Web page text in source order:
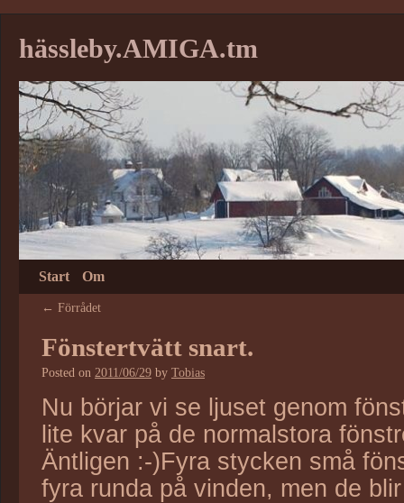
hässleby.AMIGA.tm
Start Om
← Förrådet
Fönstertvätt snart.
Posted on 2011/06/29 by Tobias
Nu börjar vi se ljuset genom
lite kvar på de normalstora
Äntligen :-)Fyra stycken små
fyra runda på vinden, men de